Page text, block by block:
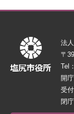
法
〒
Tel
開
受
閉